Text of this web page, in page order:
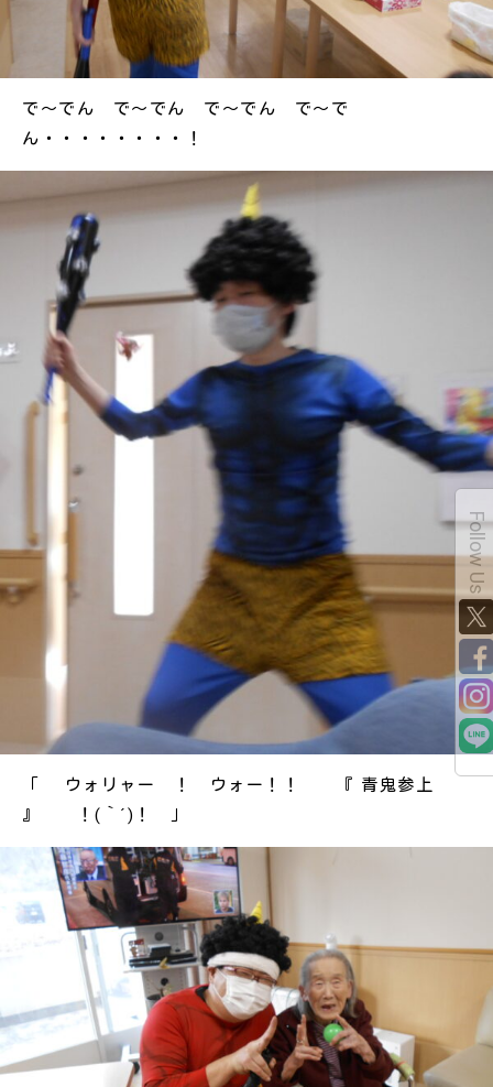
で～でん で～でん で～でん で～で
ん・・・・・・・・！
「 ウォリャー ！ ウォー！！ 『 青鬼参上
』 ！(｀´)！ 」
Follow Us